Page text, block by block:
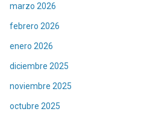
marzo 2026
febrero 2026
enero 2026
diciembre 2025
noviembre 2025
octubre 2025